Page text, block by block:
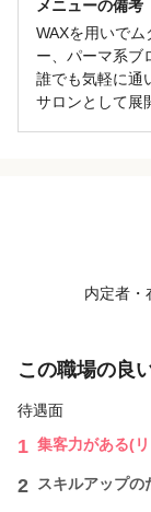
メニューの備考
WAXを用いでム
ー、パーマ系ブ
誰でも気軽に通
サロンとして展
内定者・
この職場の良
待遇面
1 集客力がある(
2 スキルアップの